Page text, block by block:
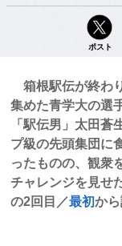
ポスト
箱根駅伝が終わ
集めた青学大の選
「駅伝男」太田蒼
プ級の先頭集団に
ったものの、観衆
チャレンジを見せ
の2回目／最初から